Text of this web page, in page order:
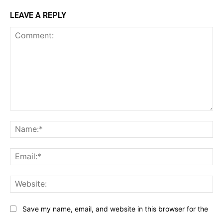
LEAVE A REPLY
Save my name, email, and website in this browser for the